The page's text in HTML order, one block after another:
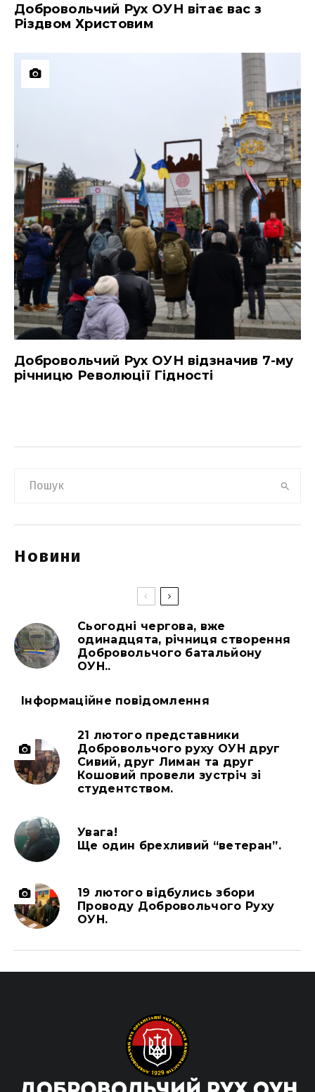
Добровольчий Рух ОУН вітає вас з
Різдвом Христовим
Добровольчий Рух ОУН відзначив 7-му
річницю Революції Гідності
Новини
Сьогодні чергова, вже
одинадцята, річниця створення
Добровольчого батальйону
ОУН..
Інформаційне повідомлення
21 лютого представники
Добровольчого руху ОУН друг
Сивий, друг Лиман та друг
Кошовий провели зустріч зі
студентством.
Увага!
Ще один брехливий “ветеран”.
19 лютого відбулись збори
Проводу Добровольчого Руху
ОУН.